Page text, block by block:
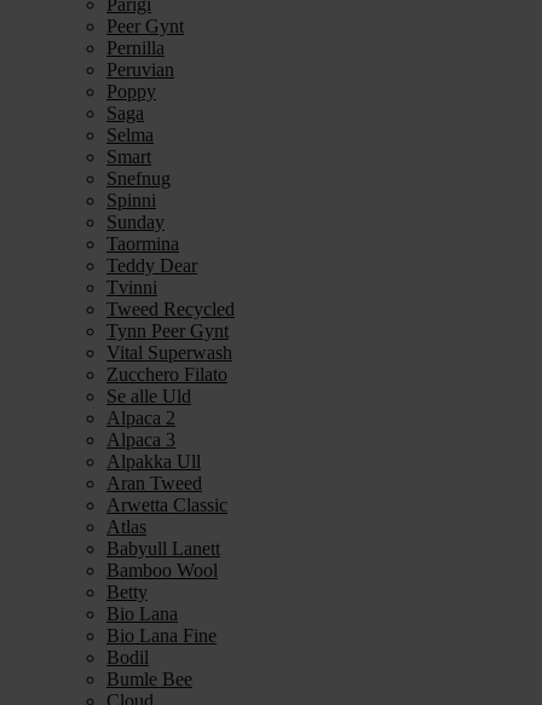
Parigi
Peer Gynt
Pernilla
Peruvian
Poppy
Saga
Selma
Smart
Snefnug
Spinni
Sunday
Taormina
Teddy Dear
Tvinni
Tweed Recycled
Tynn Peer Gynt
Vital Superwash
Zucchero Filato
Se alle Uld
Alpaca 2
Alpaca 3
Alpakka Ull
Aran Tweed
Arwetta Classic
Atlas
Babyull Lanett
Bamboo Wool
Betty
Bio Lana
Bio Lana Fine
Bodil
Bumle Bee
Cloud